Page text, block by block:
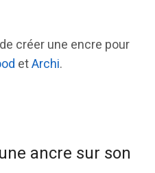
créer une encre pour
etArchi.
ancre sur son